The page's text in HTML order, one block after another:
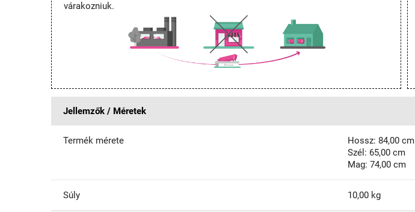
várakozniuk.
Jellemzők / Méretek
Termék mérete
Hossz: 84,00 cm
Szél: 65,00 cm
Mag: 74,00 cm
Súly 10,00 kg